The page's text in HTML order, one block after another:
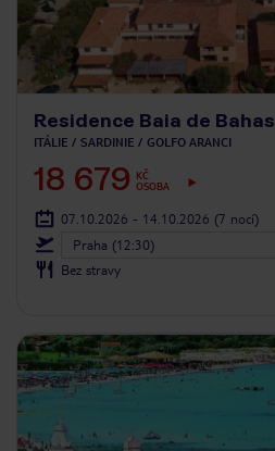
Residence Baia de Bahas
ITÁLIE SARDINIE GOLFO ARANCI
18 679
KČ
OSOBA
07.10.2026 - 14.10.2026 (7 nocí)
Praha (12:30)
Bez stravy